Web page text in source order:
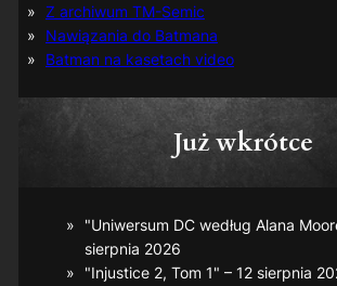
Z archiwum TM-Semic
Nawiązania do Batmana
Batman na kasetach video
Już wkrótce
"Uniwersum DC według Alana
sierpnia 2026
"Injustice 2, Tom 1" – 12 sierpnia